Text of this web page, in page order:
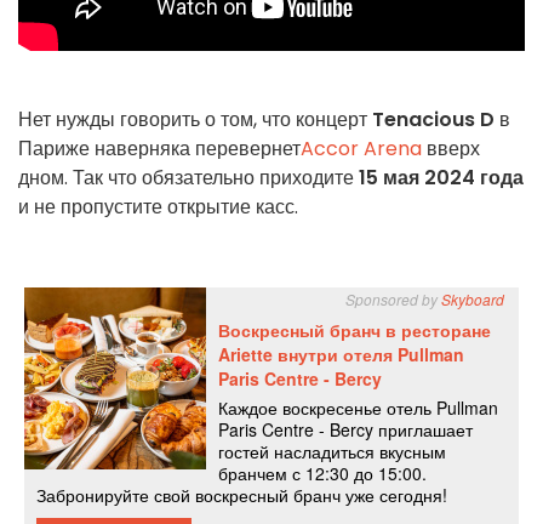
Нет нужды говорить о том, что концерт Tenacious D в
Париже наверняка перевернетAccor Arena вверх
дном. Так что обязательно приходите15 мая 2024 года
и не пропустите открытие касс.